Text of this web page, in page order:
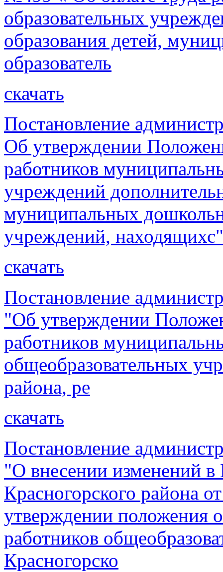
образовательных
образования детей,
образователь
скачать
Постановление
Об утверждении
работников
учреждений
муниципальных
учреждений, находящихс"
скачать
Постановление
"Об утверждении
работников
общеобразовательных
района, ре
скачать
Постановление
"О внесении изменений в
Красногорского района
утверждении положения
работников
Красногорско